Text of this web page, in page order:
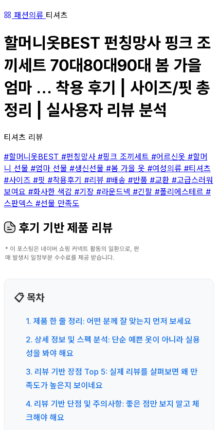
패션의류 티셔츠
할머니옷BEST 펀칭망사 핑크 조
끼세트 70대80대90대 봄 가을
엄마 ... 착용 후기 | 사이즈/핏 총
정리 | 실사용자 리뷰 분석
티셔츠 리뷰
#할머니옷BEST #펀칭망사 #핑크 조끼세트 #어르신옷 #할머
니 선물 #엄마 선물 #생신선물 #봄 가을 옷 #여성의류 #티셔츠
#사이즈 #핏 #착용후기 #리뷰 #배송 #반품 #교환 #고급스러워
보여요 #화사한 색감 #기장 #라운드넥 #긴팔 #폴리에스테르 #
스판덱스 #선물 만족도
후기 기반 제품 리뷰
📋 목차
1. 제품 한 줄 정리: 어떤 분께 잘 맞는지 먼저 보세요
2. 상세 정보 및 스펙 분석: 단순 예쁜 옷이 아니라 실용
성을 봐야 해요
3. 리뷰 기반 장점 Top 5: 실제 리뷰를 살펴보면 왜 만
족도가 높은지 보이네요
4. 리뷰 기반 단점 및 주의사항: 좋은 점만 보지 말고 체
크해야 해요